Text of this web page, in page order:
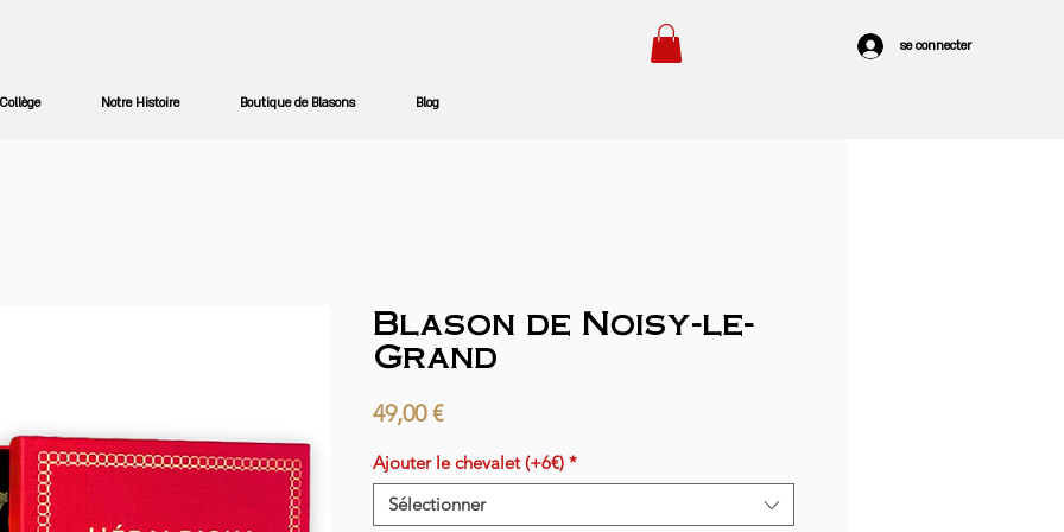
se connecter
Notre Histoire Boutique de Blasons Blog
Blason de Noisy-le-
Grand
49,00 €Prix
Ajouter le chevalet (+6€) *
Sélectionner